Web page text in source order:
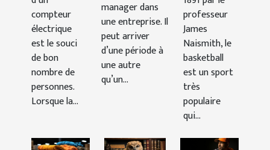
compteur
électrique
est le souci
de bon
nombre de
personnes.
Lorsque la...
manager dans
une entreprise. Il
peut arriver
d’une période à
une autre
qu’un...
professeur
James
Naismith, le
basketball
est un sport
très
populaire
qui...